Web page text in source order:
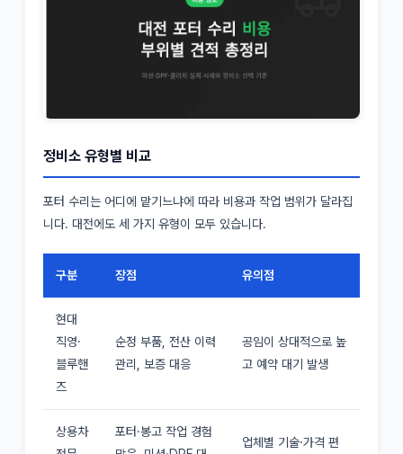
정비소 유형별 비교
포터 수리는 어디에 맡기느냐에 따라 비용과 작업 범위가 달라집
니다. 대전에도 세 가지 유형이 모두 있습니다.
구분 장점 유의점
현대
직영·
블루핸
즈
순정 부품, 전산 이력
관리, 보증 대응
공임이 상대적으로 높
고 예약 대기 발생
상용차
포터·봉고 작업 경험
업체별 기술·가격 편